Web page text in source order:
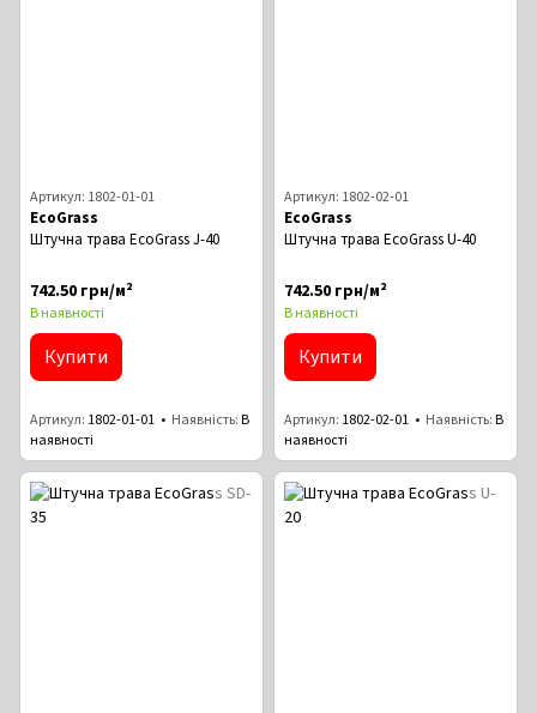
Артикул: 1802-01-01
EcoGrass
Штучна трава EcoGrass J-40
742.50 грн/м²
В наявності
Купити
Артикул 1802-01-01 Наявність В
наявності
Артикул: 1802-02-01
EcoGrass
Штучна трава EcoGrass U-40
742.50 грн/м²
В наявності
Купити
Артикул 1802-02-01 Наявність В
наявності